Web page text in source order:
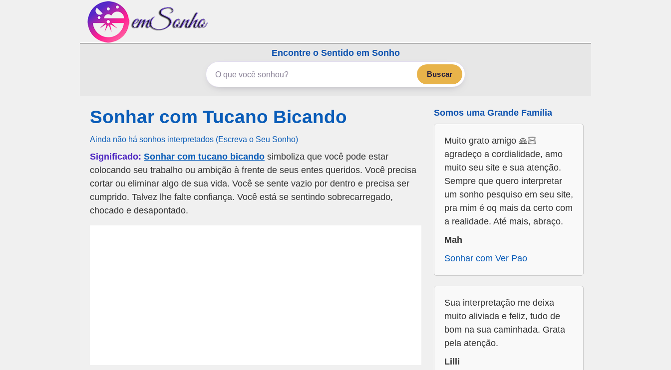
Encontre o Sentido em Sonho
Buscar
Sonhar com Tucano Bicando
Ainda não há sonhos interpretados (Escreva o Seu Sonho)
Significado: Sonhar com tucano bicando simboliza que você pode estar
colocando seu trabalho ou ambição à frente de seus entes queridos. Você precisa
cortar ou eliminar algo de sua vida. Você se sente vazio por dentro e precisa ser
cumprido. Talvez lhe falte confiança. Você está se sentindo sobrecarregado,
chocado e desapontado.
Somos uma Grande Família
Muito grato amigo 🙏🏻
agradeço a cordialidade, amo
muito seu site e sua atenção.
Sempre que quero interpretar
um sonho pesquiso em seu site,
pra mim é oq mais da certo com
a realidade. Até mais, abraço.
Mah
Sonhar com Ver Pao
Sua interpretação me deixa
muito aliviada e feliz, tudo de
bom na sua caminhada. Grata
pela atenção.
Lilli